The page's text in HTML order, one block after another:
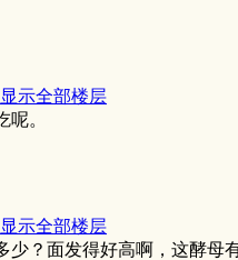
显示全部楼层
。
显示全部楼层
少？面发得好高啊，这酵母